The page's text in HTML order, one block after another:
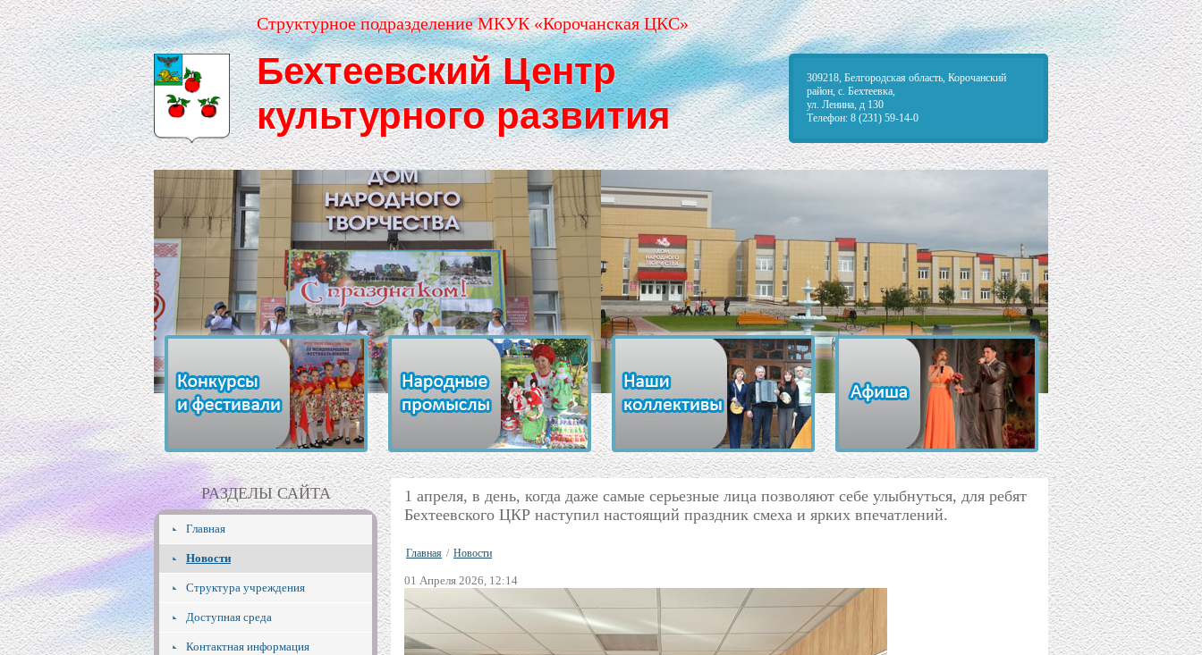
Структурное подразделение МКУК «Корочанская ЦКС»
Бехтеевский Центр
культурного развития
309218, Белгородская область, Корочанский
район, с. Бехтеевка,
ул. Ленина, д 130
Телефон: 8 (231) 59-14-0
РАЗДЕЛЫ САЙТА
Главная
Новости
Структура учреждения
Доступная среда
Контактная информация
1 апреля, в день, когда даже самые серьезные лица позволяют себе улыбнуться, для ребят
Бехтеевского ЦКР наступил настоящий праздник смеха и ярких впечатлений.
Главная / Новости
01 Апреля 2026, 12:14